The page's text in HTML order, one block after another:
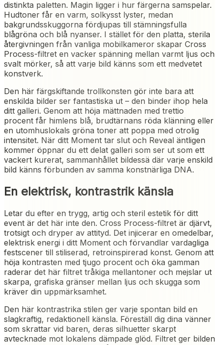
distinkta paletten. Magin ligger i hur färgerna samspelar.
Hudtoner får en varm, solkysst lyster, medan
bakgrundsskuggorna fördjupas till stämningsfulla
blågröna och blå nyanser. I stället för den platta, sterila
återgivningen från vanliga mobilkameror skapar Cross
Process-filtret en vacker spänning mellan varmt ljus och
svalt mörker, så att varje bild känns som ett medvetet
konstverk.
Den här färgskiftande trollkonsten gör inte bara att
enskilda bilder ser fantastiska ut – den binder ihop hela
ditt galleri. Genom att höja mättnaden med trettio
procent får himlens blå, brudtärnans röda klänning eller
en utomhuslokals gröna toner att poppa med otrolig
intensitet. När ditt Moment tar slut och Reveal äntligen
kommer öppnar du ett delat galleri som ser ut som ett
vackert kurerat, sammanhållet bildessä där varje enskild
bild känns förbunden av samma konstnärliga DNA.
En elektrisk, kontrastrik känsla
Letar du efter en trygg, artig och steril estetik för ditt
event är det här inte den. Cross Process-filtret är djärvt,
trotsigt och dryper av attityd. Det injicerar en omedelbar,
elektrisk energi i ditt Moment och förvandlar vardagliga
festscener till stiliserad, retroinspirerad konst. Genom att
höja kontrasten med tjugo procent och öka gamman
raderar det här filtret tråkiga mellantoner och mejslar ut
skarpa, grafiska gränser mellan ljus och skugga som
kräver din uppmärksamhet.
Den här kontrastrika stilen ger varje spontan bild en
slagkraftig, redaktionell känsla. Föreställ dig dina vänner
som skrattar vid baren, deras silhuetter skarpt
avtecknade mot lokalens dämpade glöd. Filtret ger bilden